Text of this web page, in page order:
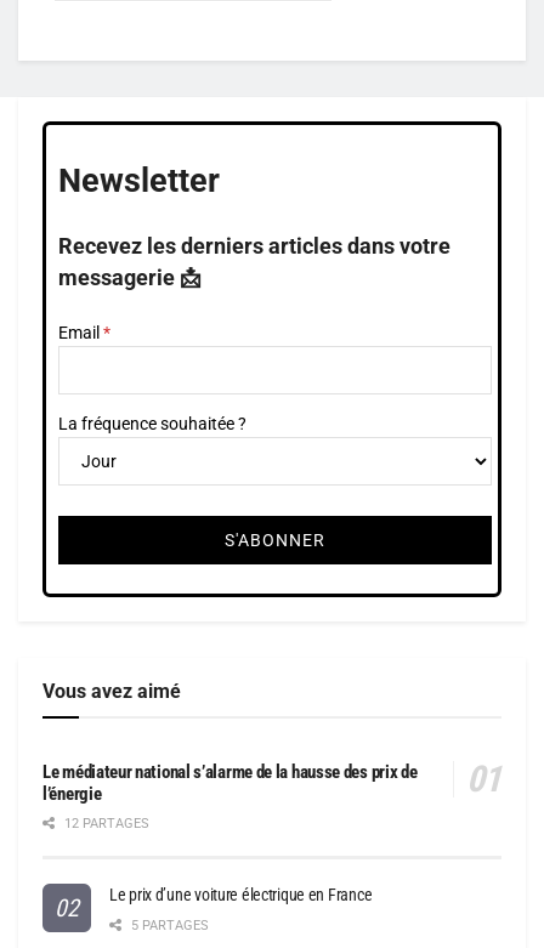
Newsletter
Recevez les derniers articles dans votre
messagerie 📩
Email
La fréquence souhaitée ?
Vous avez aimé
Le médiateur national s’alarme de la hausse des prix de
l’énergie
12 PARTAGES
Le prix d’une voiture électrique en France
5 PARTAGES